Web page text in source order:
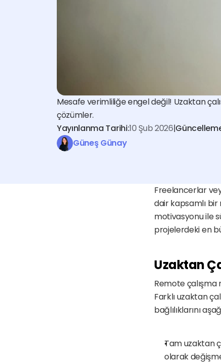
Mesafe verimliliğe engel değil! Uzaktan
çözümler.
Yayınlanma Tarihi:10 Şub 2026|
Güneş Günay
Freelancerlar
dair kapsamlı
motivasyonu ile
projelerdeki en
Uzaktan
Remote
Farklı uzaktan
bağlılıklarını
Tam uzaktan
olarak